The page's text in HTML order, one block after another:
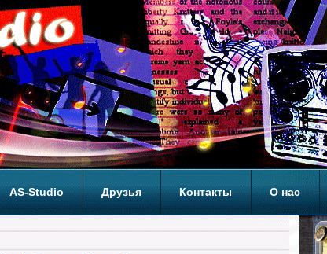
AS-Studio Друзья Контакты О нас